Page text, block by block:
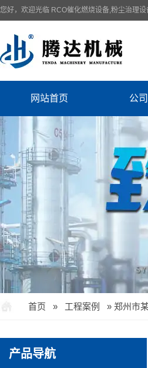
您好，欢迎光临 RCO催化燃烧设备,粉尘治理
网站首页 公
首页 » 工程案例 » 郑州市
产品导航